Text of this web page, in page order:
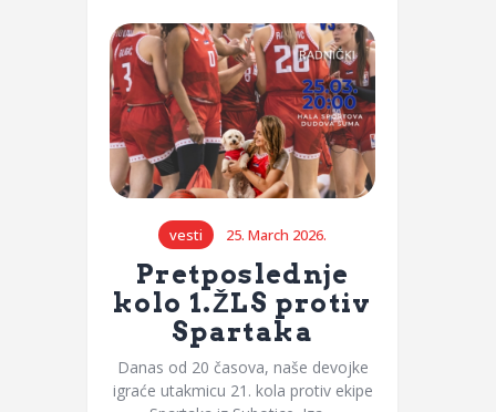
vesti 25. March 2026.
Pretposlednje
kolo 1.ŽLS protiv
Spartaka
Danas od 20 časova, naše devojke
igraće utakmicu 21. kola protiv ekipe